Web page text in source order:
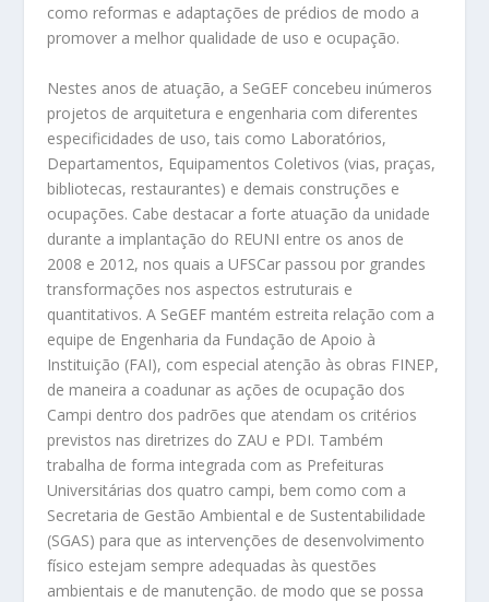
como reformas e adaptações de prédios de modo a
promover a melhor qualidade de uso e ocupação.
Nestes anos de atuação, a SeGEF concebeu inúmeros
projetos de arquitetura e engenharia com diferentes
especificidades de uso, tais como Laboratórios,
Departamentos, Equipamentos Coletivos (vias, praças,
bibliotecas, restaurantes) e demais construções e
ocupações. Cabe destacar a forte atuação da unidade
durante a implantação do REUNI entre os anos de
2008 e 2012, nos quais a UFSCar passou por grandes
transformações nos aspectos estruturais e
quantitativos. A SeGEF mantém estreita relação com a
equipe de Engenharia da Fundação de Apoio à
Instituição (FAI), com especial atenção às obras FINEP,
de maneira a coadunar as ações de ocupação dos
Campi dentro dos padrões que atendam os critérios
previstos nas diretrizes do ZAU e PDI. Também
trabalha de forma integrada com as Prefeituras
Universitárias dos quatro campi, bem como com a
Secretaria de Gestão Ambiental e de Sustentabilidade
(SGAS) para que as intervenções de desenvolvimento
físico estejam sempre adequadas às questões
ambientais e de manutenção. de modo que se possa